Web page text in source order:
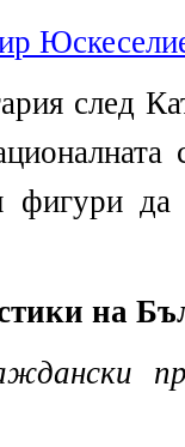
след
фигури
на